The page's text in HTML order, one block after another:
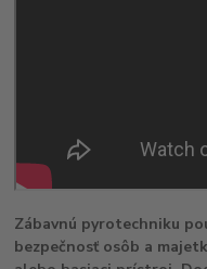
Zábavnú pyrotechniku
bezpečnosť osôb a